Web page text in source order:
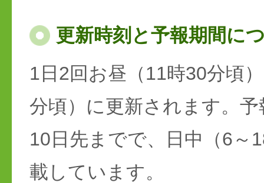
更新時刻と予報期間に
1日2回お昼（11時30分頃
分頃）に更新されます。
10日先までで、日中（6～
載しています。